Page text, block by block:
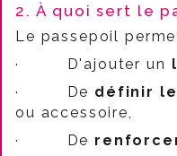
2. À quoi sert le
Le passepoil
·
D'ajouter un
·
De définir
ou accessoire,
·
De